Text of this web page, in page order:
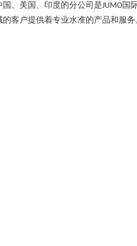
、美国、印度的分公司是JUMO 国
客户提供着专业水准的产品和服务